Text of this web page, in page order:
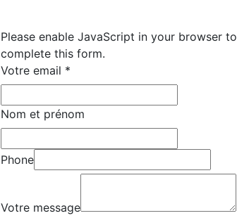
Please enable JavaScript in your browser to
complete this form.
Votre email *
prénom
email
Votre
Nom et prénom
Phone
Votre message